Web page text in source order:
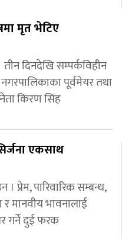
मृत भेटिए
दिनदेखि सम्पर्कविहीन
पूर्वमेयर तथा
किरण सिंह
एकसाथ
प्रेम, पारिवारिक सम्बन्ध,
मानवीय भावनालाई
गर्ने दुई फरक